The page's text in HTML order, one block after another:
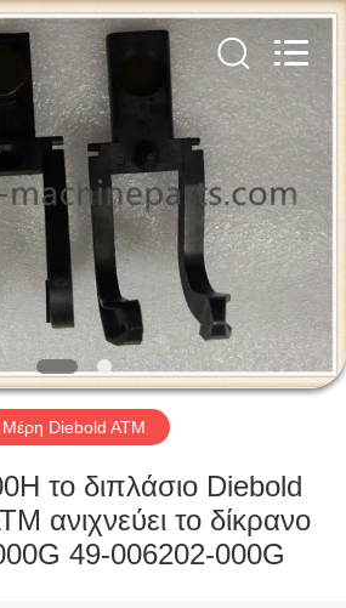
Μέρη Diebold ATM
το διπλάσιο Diebold
ανιχνεύει το δίκρανο
49-006202-000G